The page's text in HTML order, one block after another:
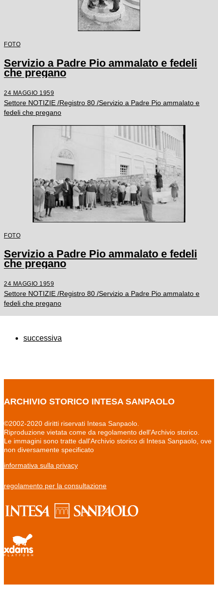
FOTO
Servizio a Padre Pio ammalato e fedeli
che pregano
24 MAGGIO 1959
Settore NOTIZIE /Registro 80 /Servizio a Padre Pio ammalato e
fedeli che pregano
FOTO
Servizio a Padre Pio ammalato e fedeli
che pregano
24 MAGGIO 1959
Settore NOTIZIE /Registro 80 /Servizio a Padre Pio ammalato e
fedeli che pregano
successiva
ARCHIVIO STORICO INTESA SANPAOLO
©2002-2020 diritti riservati Intesa Sanpaolo.
Riproduzione vietata come da regolamento dell'Archivio storico.
Le immagini sono tratte dall'Archivio storico di Intesa Sanpaolo, ove
non diversamente specificato
informativa sulla privacy
regolamento per la consultazione